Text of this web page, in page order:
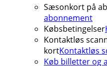
Sæsonkort på
abonnement
Købsbetingelser
Kontaktløs
kortKontaktløs
Køb billetter og